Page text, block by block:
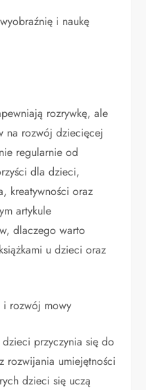
i naukę
rozrywkę, ale
na rozwój dziecięcej
regularnie od
dla dzieci,
kreatywności oraz
artykule
dlaczego warto
u dzieci oraz
i rozwój mowy
przyczynia się do
rozwijania umiejętności
dzieci się uczą